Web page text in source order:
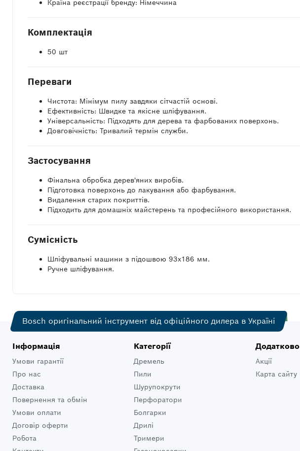
Країна реєстрації бренду: Німеччина
Комплектація
50 шт
Переваги
Чистота: Мінімум пилу завдяки сітчастій основі.
Ефективність: Швидке та якісне шліфування.
Універсальність: Підходять для дерева та фарбованих поверхонь.
Довговічність: Тривалий термін служби.
Застосування
Фінальна обробка дерев'яних виробів.
Підготовка поверхонь до лакування або фарбування.
Видалення старих покриттів.
Підходить для домашніх майстерень та професійного використання.
Сумісність
Шліфувальні машини з підошвою 93x186 мм.
Ручне шліфування.
Bosch оригінальний інструмент від офіційного дилера в Україні
Інформація
Умови гарантії
Про нас
Доставка
Повернення та обмін
Умови оплати
Договір оферти
Робота
Категорії
Дремель
Пили
Шурупокрути
Перфоратори
Болгарки
Дрилі
Тримери
Додатково
Акції
Карта сайту